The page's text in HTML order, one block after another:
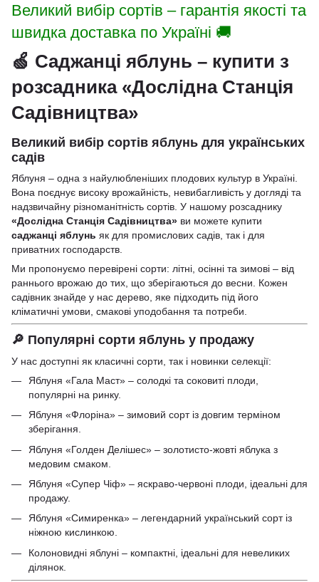
Великий вибір сортів – гарантія якості та
швидка доставка по Україні 🚚
🍏 Саджанці яблунь – купити з
розсадника «Дослідна Станція
Садівництва»
Великий вибір сортів яблунь для українських
садів
Яблуня – одна з найулюбленіших плодових культур в Україні.
Вона поєднує високу врожайність, невибагливість у догляді та
надзвичайну різноманітність сортів. У нашому розсаднику
«Дослідна Станція Садівництва» ви можете купити
саджанці яблунь як для промислових садів, так і для
приватних господарств.
Ми пропонуємо перевірені сорти: літні, осінні та зимові – від
раннього врожаю до тих, що зберігаються до весни. Кожен
садівник знайде у нас дерево, яке підходить під його
кліматичні умови, смакові уподобання та потреби.
🔎 Популярні сорти яблунь у продажу
У нас доступні як класичні сорти, так і новинки селекції:
Яблуня «Гала Маст» – солодкі та соковиті плоди,
популярні на ринку.
Яблуня «Флоріна» – зимовий сорт із довгим терміном
зберігання.
Яблуня «Голден Делішес» – золотисто-жовті яблука з
медовим смаком.
Яблуня «Супер Чіф» – яскраво-червоні плоди, ідеальні для
продажу.
Яблуня «Симиренка» – легендарний український сорт із
ніжною кислинкою.
Колоновидні яблуні – компактні, ідеальні для невеликих
ділянок.